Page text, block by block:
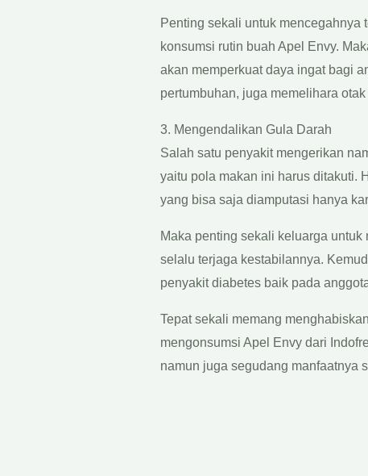
Penting sekali untuk mencegahnya
konsumsi rutin buah Apel Envy.
akan memperkuat daya ingat bagi
pertumbuhan, juga memelihara
3. Mengendalikan Gula Darah
Salah satu penyakit mengerikan
yaitu pola makan ini harus ditakuti.
yang bisa saja diamputasi hanya
Maka penting sekali keluarga
selalu terjaga kestabilannya.
penyakit diabetes baik pada
Tepat sekali memang
mengonsumsi Apel Envy dari
namun juga segudang manfaatnya